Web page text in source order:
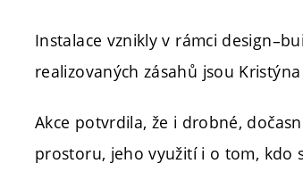
Instalace vznikly v rámci
realizovaných zásahů jsou
Akce potvrdila, že i drobné,
prostoru, jeho využití i o tom, kdo